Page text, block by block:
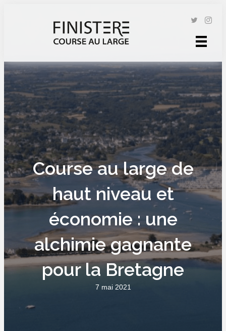
Course au large de
haut niveau et
économie : une
alchimie gagnante
pour la Bretagne
7 mai 2021